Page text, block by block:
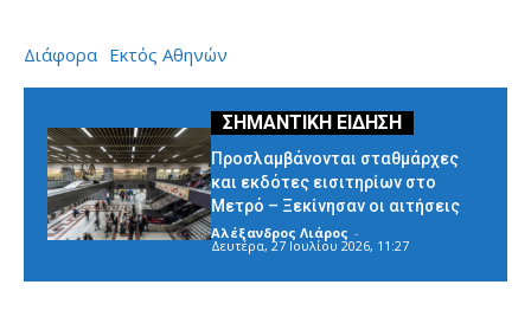
Διάφορα Εκτός Αθηνών
Προσλαμβάνονται σταθμάρχες
και εκδότες εισιτηρίων στο
Μετρό – Ξεκίνησαν οι αιτήσεις
Αλέξανδρος Λιάρος -
Δευτέρα, 27 Ιουλίου 2026, 11:27